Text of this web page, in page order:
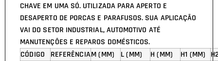
CHAVE EM UMA SÓ. UTILIZADA PARA APERTO E
DESAPERTO DE PORCAS E PARAFUSOS. SUA APLICAÇÃO
VAI DO SETOR INDUSTRIAL, AUTOMOTIVO ATÉ
MANUTENÇÕES E REPAROS DOMÉSTICOS.
CÓDIGO
REFERÊNCIAM (MM) L (MM) H (MM) H1 (MM)